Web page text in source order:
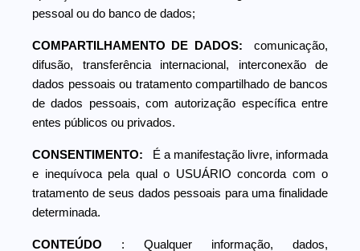
pessoal ou do banco de dados;
COMPARTILHAMENTO DE DADOS:
comunicação,
difusão, transferência internacional, interconexão de
dados pessoais ou tratamento compartilhado de bancos
de dados pessoais, com autorização específica entre
entes públicos ou privados.
CONSENTIMENTO:
É a manifestação livre, informada
e inequívoca pela qual o USUÁRIO concorda com o
tratamento de seus dados pessoais para uma finalidade
determinada.
CONTEÚDO
: Qualquer informação, dados,